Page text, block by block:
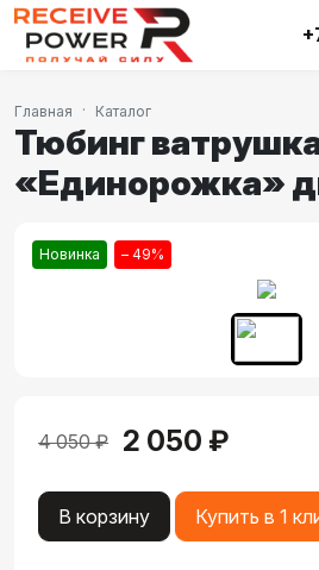
Главная Каталог
Тюбинг
«Единорожка»
Новинка – 49%
4 050 ₽ 2 050 ₽
В корзину Купить